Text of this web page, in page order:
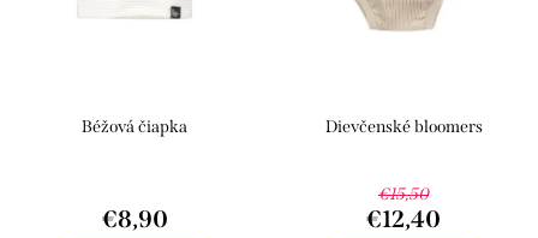
Béžová čiapka
€8,90
Dievčenské bloomers
€15,50
€12,40